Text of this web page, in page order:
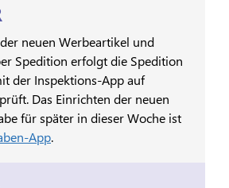
neuen Werbeartikel und
Spedition erfolgt die Spedition
der Inspektions-App auf
Das Einrichten der neuen
für später in dieser Woche ist
App.